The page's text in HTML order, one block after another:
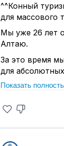
^^Конный
для массового
Мы уже 26 лет
Алтаю.
За это время
для
Наши кони —
Они умеют
тропу.
Наши коневоды
на каждом шагу.
Показать